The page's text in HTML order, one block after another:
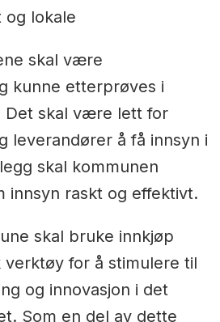
og lokale
skal være
kunne etterprøves i
Det skal være lett for
leverandører å få innsyn i
skal kommunen
innsyn raskt og effektivt.
skal bruke innkjøp
for å stimulere til
og innovasjon i det
Som en del av dette